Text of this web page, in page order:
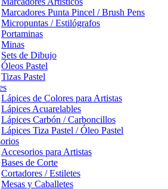
Marcadores Punta Pincel / Brush Pens
Micropuntas / Estilógrafos
Portaminas
Minas
Sets de Dibujo
Óleos Pastel
Tizas Pastel
Lápices de Colores para Artistas
Lápices Acuarelables
Lápices Carbón / Carboncillos
Lápices Tiza Pastel / Óleo Pastel
Accesorios para Artistas
Bases de Corte
Cortadores / Estiletes
Mesas y Caballetes